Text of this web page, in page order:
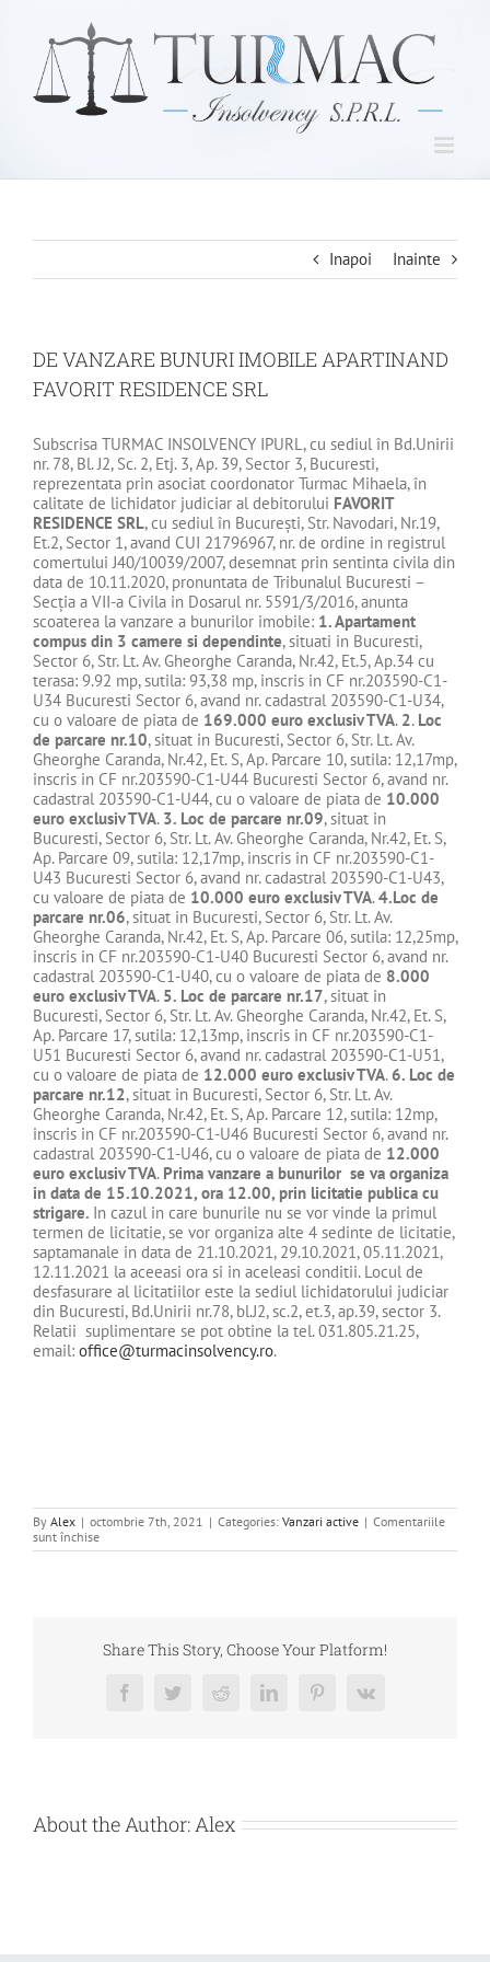
content
Inapoi Inainte
DE VANZARE BUNURI IMOBILE APARTINAND
FAVORIT RESIDENCE SRL
Subscrisa TURMAC INSOLVENCY IPURL, cu sediul în Bd.Unirii
nr. 78, Bl. J2, Sc. 2, Etj. 3, Ap. 39, Sector 3, Bucuresti,
reprezentata prin asociat coordonator Turmac Mihaela, în
calitate de lichidator judiciar al debitorului FAVORIT
RESIDENCE SRL, cu sediul în Bucureşti, Str. Navodari, Nr.19,
Et.2, Sector 1, avand CUI 21796967, nr. de ordine in registrul
comertului J40/10039/2007, desemnat prin sentinta civila din
data de 10.11.2020, pronuntata de Tribunalul Bucuresti –
Secţia a VII-a Civila in Dosarul nr. 5591/3/2016, anunta
scoaterea la vanzare a bunurilor imobile: 1.Apartament
compus din 3 camere si dependinte, situati in Bucuresti,
Sector 6, Str. Lt. Av. Gheorghe Caranda, Nr.42, Et.5, Ap.34 cu
terasa: 9.92 mp, sutila: 93,38 mp, inscris in CF nr.203590-C1-
U34 Bucuresti Sector 6, avand nr. cadastral 203590-C1-U34,
cu o valoare de piata de 169.000 euro exclusiv TVA. 2. Loc
de parcare nr.10, situat in Bucuresti, Sector 6, Str. Lt. Av.
Gheorghe Caranda, Nr.42, Et. S, Ap. Parcare 10, sutila: 12,17mp,
inscris in CF nr.203590-C1-U44 Bucuresti Sector 6, avand nr.
cadastral 203590-C1-U44, cu o valoare de piata de 10.000
euro exclusiv TVA. 3. Loc de parcare nr.09, situat in
Bucuresti, Sector 6, Str. Lt. Av. Gheorghe Caranda, Nr.42, Et. S,
Ap. Parcare 09, sutila: 12,17mp, inscris in CF nr.203590-C1-
U43 Bucuresti Sector 6, avand nr. cadastral 203590-C1-U43,
cu valoare de piata de 10.000 euro exclusiv TVA.4.Loc de
parcare nr.06, situat in Bucuresti, Sector 6, Str. Lt. Av.
Gheorghe Caranda, Nr.42, Et. S, Ap. Parcare 06, sutila: 12,25mp,
inscris in CF nr.203590-C1-U40 Bucuresti Sector 6, avand nr.
cadastral 203590-C1-U40, cu o valoare de piata de 8.000
euro exclusiv TVA. 5. Loc de parcare nr.17, situat in
Bucuresti, Sector 6, Str. Lt. Av. Gheorghe Caranda, Nr.42, Et. S,
Ap. Parcare 17, sutila: 12,13mp, inscris in CF nr.203590-C1-
U51 Bucuresti Sector 6, avand nr. cadastral 203590-C1-U51,
cu o valoare de piata de 12.000 euro exclusiv TVA.6. Loc de
parcare nr.12, situat in Bucuresti, Sector 6, Str. Lt. Av.
Gheorghe Caranda, Nr.42, Et. S, Ap. Parcare 12, sutila: 12mp,
inscris in CF nr.203590-C1-U46 Bucuresti Sector 6, avand nr.
cadastral 203590-C1-U46, cu o valoare de piata de 12.000
euro exclusiv TVA. Prima vanzare a bunurilor se va organiza
in data de 15.10.2021, ora 12.00, prin licitatie publica cu
strigare. In cazul in care bunurile nu se vor vinde la primul
termen de licitatie, se vor organiza alte 4 sedinte de licitatie,
saptamanale in data de 21.10.2021, 29.10.2021, 05.11.2021,
12.11.2021 la aceeasi ora si in aceleasi conditii. Locul de
desfasurare al licitatiilor este la sediul lichidatorului judiciar
din Bucuresti, Bd.Unirii nr.78, bl.J2, sc.2, et.3, ap.39, sector 3.
Relatii suplimentare se pot obtine la tel. 031.805.21.25,
email: office@turmacinsolvency.ro.
By Alex | octombrie 7th, 2021 | Categories: Vanzari active | Comentariile
sunt închisepentru
DE
RESIDENCE
SRL
Share This Story, Choose Your Platform!
FacebookTwitterRedditLinkedInPinterest
Vk
About the Author: Alex